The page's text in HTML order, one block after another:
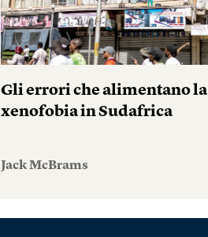
Gli errori che alimentano la
xenofobia in Sudafrica
Jack McBrams